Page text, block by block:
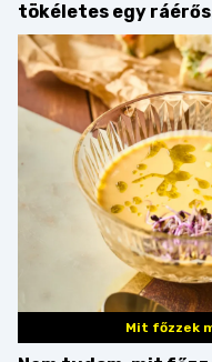
tökéletes egy ráérős
hétvégi ebédhez
Mit főzzek